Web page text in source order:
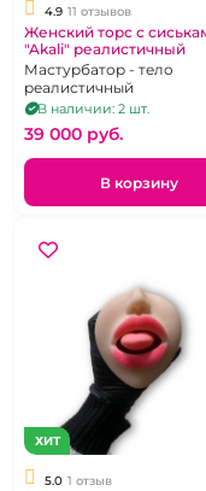
4.9 11 отзывов
Женский торс с
"Akali" реалистичный
Мастурбатор - тело
реалистичный
В наличии: 2 шт.
39 000 pуб.
В корзину
ХИТ
5.0 1 отзыв